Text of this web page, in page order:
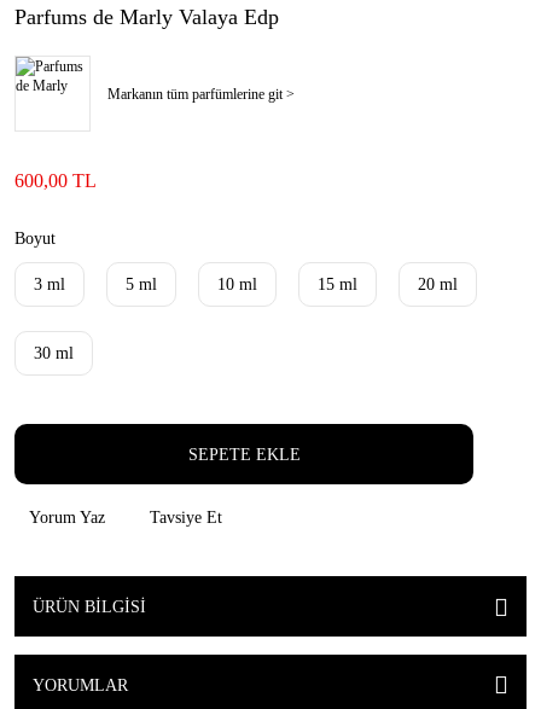
Parfums de Marly Valaya Edp
Markanın tüm parfümlerine git >
600,00 TL
Boyut
3 ml 5 ml 10 ml 15 ml 20 ml
30 ml
SEPETE EKLE
Yorum Yaz Tavsiye Et
ÜRÜN BILGISI
YORUMLAR